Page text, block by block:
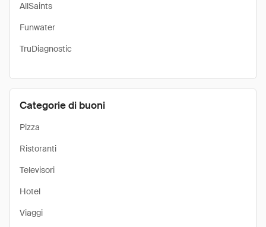
AllSaints
Funwater
TruDiagnostic
Categorie di buoni
Pizza
Ristoranti
Televisori
Hotel
Viaggi